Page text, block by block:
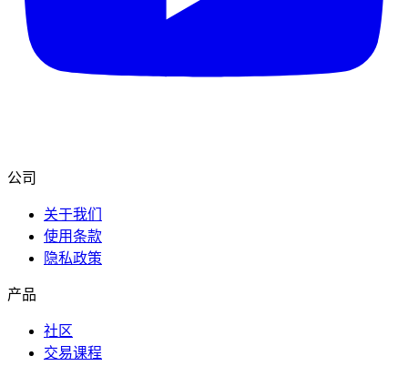
公司
关于我们
使用条款
隐私政策
产品
社区
交易课程